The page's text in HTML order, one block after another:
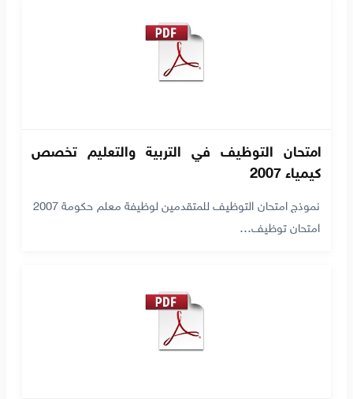
امتحان التوظيف في التربية والتعليم تخصص
كيمياء 2007
نموذج امتحان التوظيف للمتقدمين لوظيفة معلم حكومة 2007
امتحان توظيف…